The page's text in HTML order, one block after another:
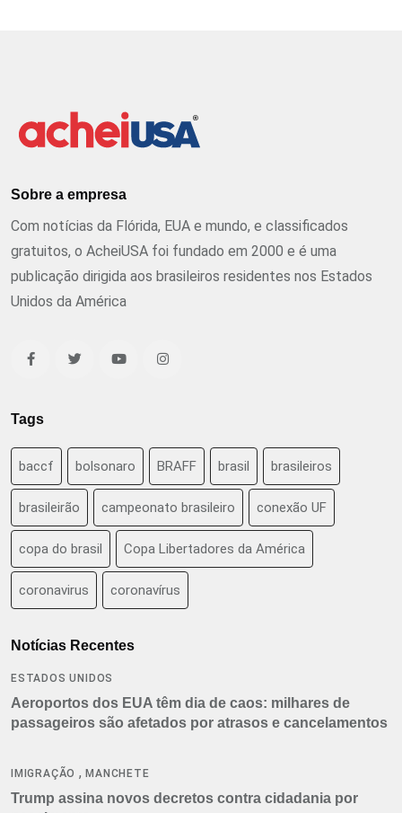
Sobre a empresa
Com notícias da Flórida, EUA e mundo, e classificados
gratuitos, o AcheiUSA foi fundado em 2000 e é uma
publicação dirigida aos brasileiros residentes nos Estados
Unidos da América
Tags
baccf bolsonaro BRAFF brasil brasileiros
brasileirão campeonato brasileiro conexão UF
copa do brasil Copa Libertadores da América
coronavirus coronavírus
Notícias Recentes
ESTADOS UNIDOS
Aeroportos dos EUA têm dia de caos: milhares de
passageiros são afetados por atrasos e cancelamentos
IMIGRAÇÃO ,MANCHETE
Trump assina novos decretos contra cidadania por